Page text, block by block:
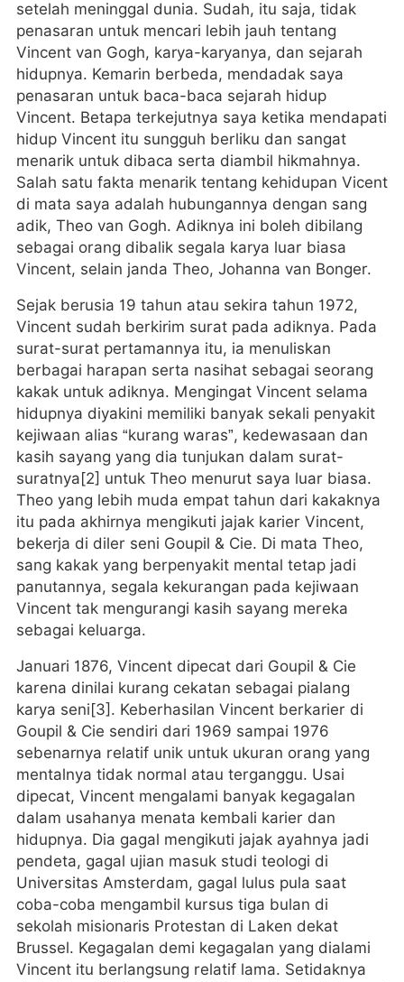
setelah meninggal dunia. Sudah, itu saja, tidak
penasaran untuk mencari lebih jauh tentang
Vincent van Gogh, karya-karyanya, dan sejarah
hidupnya. Kemarin berbeda, mendadak saya
penasaran untuk baca-baca sejarah hidup
Vincent. Betapa terkejutnya saya ketika mendapati
hidup Vincent itu sungguh berliku dan sangat
menarik untuk dibaca serta diambil hikmahnya.
Salah satu fakta menarik tentang kehidupan Vicent
di mata saya adalah hubungannya dengan sang
adik, Theo van Gogh. Adiknya ini boleh dibilang
sebagai orang dibalik segala karya luar biasa
Vincent, selain janda Theo, Johanna van Bonger.
Sejak berusia 19 tahun atau sekira tahun 1972,
Vincent sudah berkirim surat pada adiknya. Pada
surat-surat pertamannya itu, ia menuliskan
berbagai harapan serta nasihat sebagai seorang
kakak untuk adiknya. Mengingat Vincent selama
hidupnya diyakini memiliki banyak sekali penyakit
kejiwaan alias “kurang waras”, kedewasaan dan
kasih sayang yang dia tunjukan dalam surat-
suratnya[2] untuk Theo menurut saya luar biasa.
Theo yang lebih muda empat tahun dari kakaknya
itu pada akhirnya mengikuti jajak karier Vincent,
bekerja di diler seni Goupil & Cie. Di mata Theo,
sang kakak yang berpenyakit mental tetap jadi
panutannya, segala kekurangan pada kejiwaan
Vincent tak mengurangi kasih sayang mereka
sebagai keluarga.
Januari 1876, Vincent dipecat dari Goupil & Cie
karena dinilai kurang cekatan sebagai pialang
karya seni[3]. Keberhasilan Vincent berkarier di
Goupil & Cie sendiri dari 1969 sampai 1976
sebenarnya relatif unik untuk ukuran orang yang
mentalnya tidak normal atau terganggu. Usai
dipecat, Vincent mengalami banyak kegagalan
dalam usahanya menata kembali karier dan
hidupnya. Dia gagal mengikuti jajak ayahnya jadi
pendeta, gagal ujian masuk studi teologi di
Universitas Amsterdam, gagal lulus pula saat
coba-coba mengambil kursus tiga bulan di
sekolah misionaris Protestan di Laken dekat
Brussel. Kegagalan demi kegagalan yang dialami
Vincent itu berlangsung relatif lama. Setidaknya